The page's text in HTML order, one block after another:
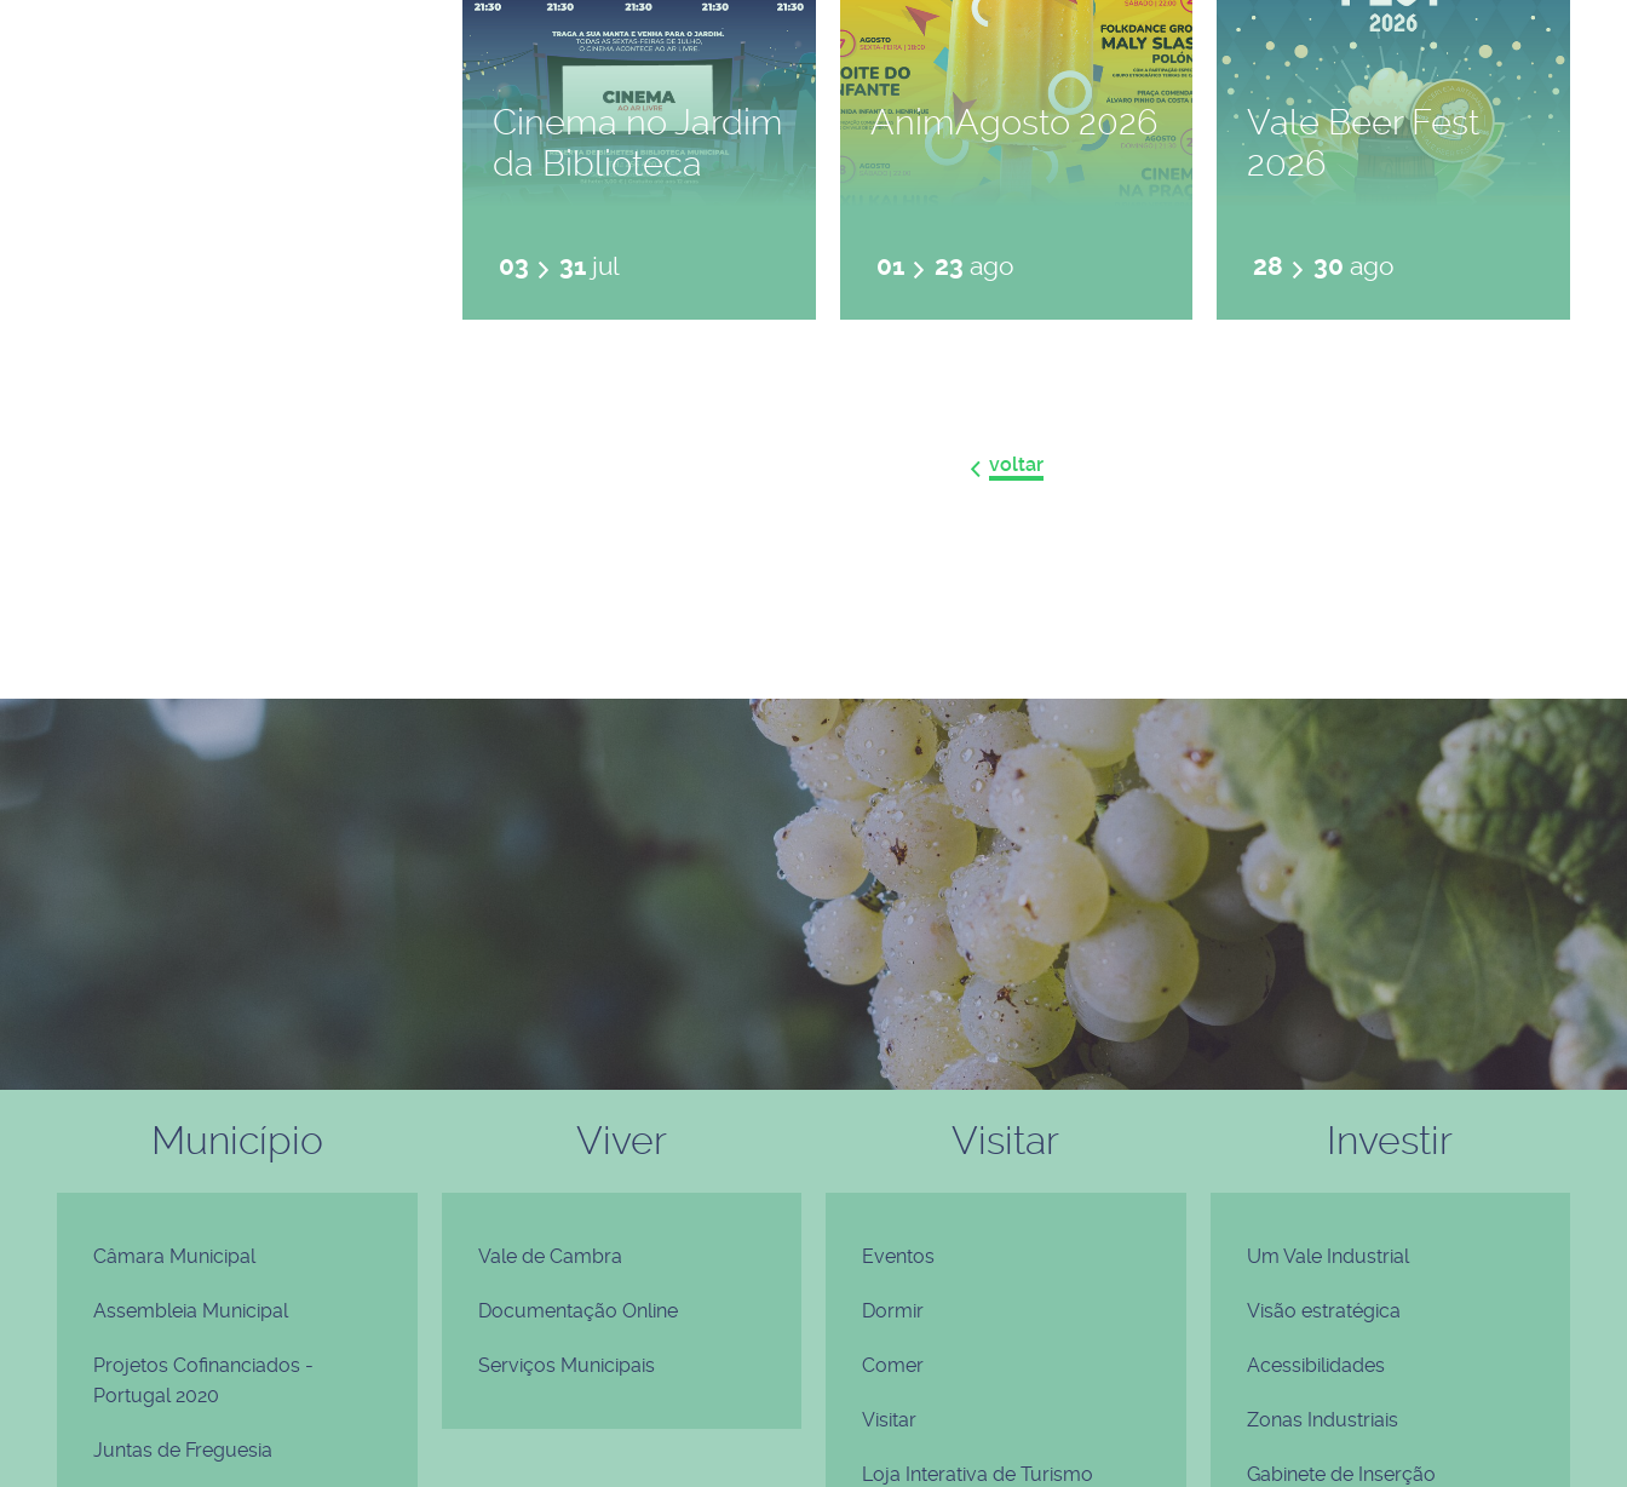
Cinema no Jardim
da Biblioteca
03 31 jul
AnimAgosto 2026
01 23 ago
Vale Beer Fest
2026
28 30 ago
voltar
Município
Câmara Municipal
Assembleia Municipal
Projetos Cofinanciados -
Portugal 2020
Juntas de Freguesia
Viver
Vale de Cambra
Documentação Online
Serviços Municipais
Visitar
Eventos
Dormir
Comer
Visitar
Loja Interativa de Turismo
Investir
Um Vale Industrial
Visão estratégica
Acessibilidades
Zonas Industriais
Gabinete de Inserção